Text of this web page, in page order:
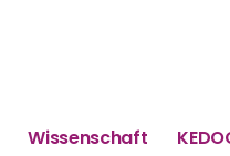
Wissenschaft